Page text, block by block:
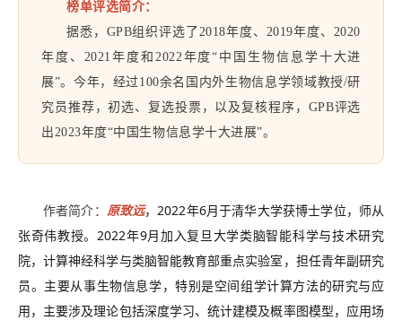
榜单评选简介：
据悉，GPB组织评选了2018年度、2019年度、2020
年度、2021年度和2022年度“中国生物信息学十大进
展”。今年，经过100余名国内外生物信息学领域教授/研
究员推荐，初选、复选投票，以及复核程序，GPB评选
出2023年度“中国生物信息学十大进展”。
作者简介： 原致远，2022年6月于清华大学获博士学位，师从
张奇伟教授。2022年9月加入复旦大学类脑智能科学与技术研究
院，计算神经科学与类脑智能教育部重点实验室，担任青年副研究
员。主要从事生物信息学，特别是空间组学计算方法的研究与应
用，主要涉及理论包括深度学习、统计建模及概率图模型，应用场